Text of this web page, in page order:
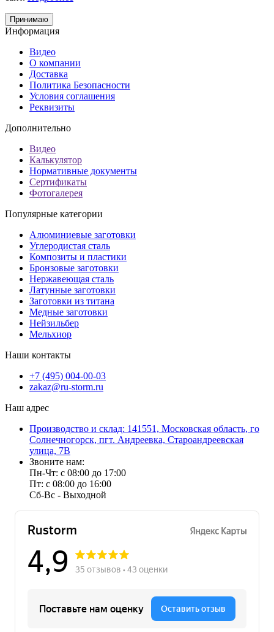
Принимаю
Информация
Видео
О компании
Доставка
Политика Безопасности
Условия соглашения
Реквизиты
Дополнительно
Видео
Калькулятор
Нормативные документы
Сертификаты
Фотогалерея
Популярные категории
Алюминиевые заготовки
Углеродистая сталь
Композиты и пластики
Бронзовые заготовки
Нержавеющая сталь
Латунные заготовки
Заготовки из титана
Медные заготовки
Нейзильбер
Мельхиор
Наши контакты
+7 (495) 004-00-03
zakaz@ru-storm.ru
Наш адрес
Производство и склад: 141551, Московская область, го
Солнечногорск, пгт. Андреевка, Староандреевская
улица, 7В
Звоните нам:
Пн-Чт: с 08:00 до 17:00
Пт: с 08:00 до 16:00
Сб-Вс - Выходной